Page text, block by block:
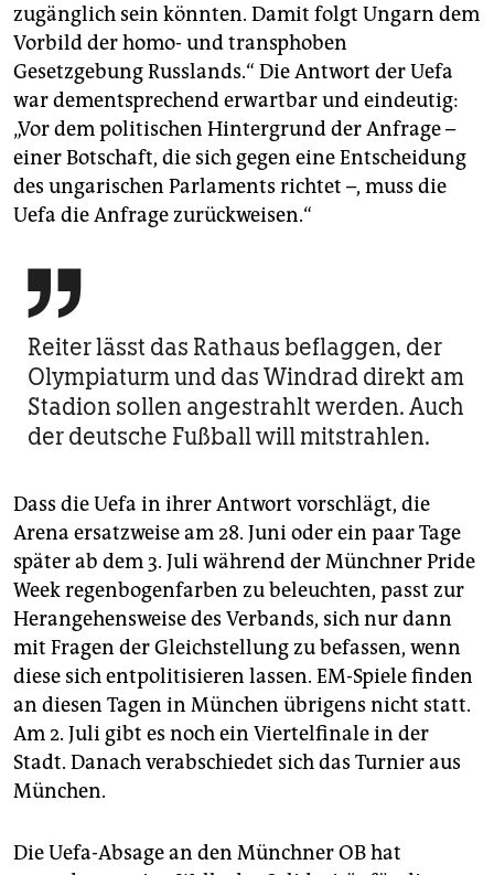
zugänglich sein könnten. Damit folgt Ungarn dem
Vorbild der homo- und transphoben
Gesetzgebung Russlands.“ Die Antwort der Uefa
war dementsprechend erwartbar und eindeutig:
„Vor dem politischen Hintergrund der Anfrage –
einer Botschaft, die sich gegen eine Entscheidung
des ungarischen Parlaments richtet –, muss die
Uefa die Anfrage zurückweisen.“

Reiter lässt das Rathaus beflaggen, der
Olympiaturm und das Windrad direkt am
Stadion sollen angestrahlt werden. Auch
der deutsche Fußball will mitstrahlen.
Dass die Uefa in ihrer Antwort vorschlägt, die
Arena ersatzweise am 28. Juni oder ein paar Tage
später ab dem 3. Juli während der Münchner Pride
Week regenbogenfarben zu beleuchten, passt zur
Herangehensweise des Verbands, sich nur dann
mit Fragen der Gleichstellung zu befassen, wenn
diese sich entpolitisieren lassen. EM-Spiele finden
an diesen Tagen in München übrigens nicht statt.
Am 2. Juli gibt es noch ein Viertelfinale in der
Stadt. Danach verabschiedet sich das Turnier aus
München.
Die Uefa-Absage an den Münchner OB hat